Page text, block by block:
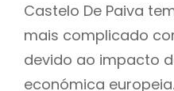
Castelo De Paiva
mais complicado
devido ao impacto
económica